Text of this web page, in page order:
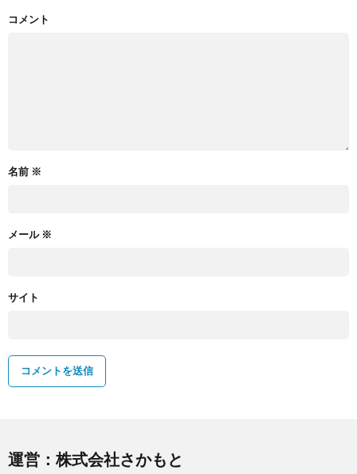
コメント
名前 ※
メール ※
サイト
運営：株式会社さかもと